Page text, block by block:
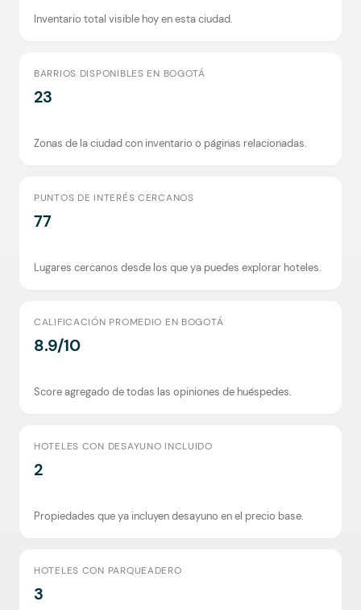
Inventario total visible hoy en esta ciudad.
BARRIOS DISPONIBLES EN BOGOTÁ
23
Zonas de la ciudad con inventario o páginas relacionadas.
PUNTOS DE INTERÉS CERCANOS
77
Lugares cercanos desde los que ya puedes explorar hoteles.
CALIFICACIÓN PROMEDIO EN BOGOTÁ
8.9/10
Score agregado de todas las opiniones de huéspedes.
HOTELES CON DESAYUNO INCLUIDO
2
Propiedades que ya incluyen desayuno en el precio base.
HOTELES CON PARQUEADERO
3